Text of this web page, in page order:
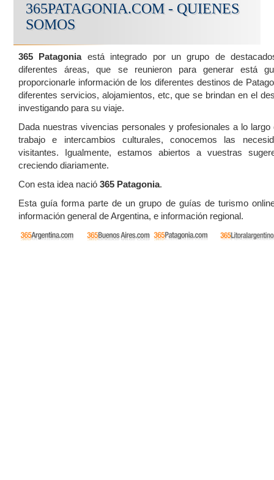
365PATAGONIA.COM - QUIENES
SOMOS
365 Patagoniaestá integrado por un grupo de
diferentes áreas, que se reunieron para generar está
proporcionarle información de los diferentes destinos de
diferentes servicios, alojamientos, etc, que se brindan en el
investigando para su viaje.
Dada nuestras vivencias personales y profesionales a lo largo
trabajo e intercambios culturales, conocemos las
visitantes. Igualmente, estamos abiertos a vuestras
creciendo diariamente.
Con esta idea nació 365 Patagonia.
Esta guía forma parte de un grupo de guías de turismo
información general de Argentina, e información regional.